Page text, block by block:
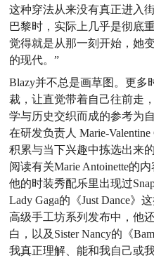
这种穿法从来没有真正进入
巴黎时， 实际上几乎是彻底
觉得就是从那一刻开始，她
的现代。”
Blazy并不总是画草图。更多
裁，让直觉带着自己往前走
学与历史交织而成的参考为
在研发负责人 Marie-
积累与当下兴趣中拣选出来
阅读有关Marie Antoinette的
他的时装秀配乐里出现过
Lady Gaga的《Just Dance》
高级手工坊系列发布中，他
白，以及Sister Nancy的《
我真正理解、能和我自己或